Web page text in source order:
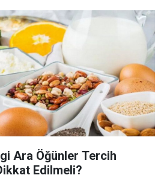
Ara Öğünler Tercih
Edilmeli?